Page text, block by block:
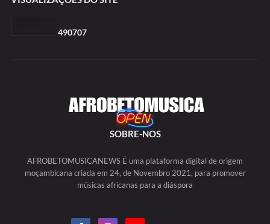
490707
SOBRE-NOS
AFROBETOMUSICANEWS É uma plataforma digital de origem
moçambicana criada em 24, de Novembro 2021, para promover
músicas africanas para a diáspora